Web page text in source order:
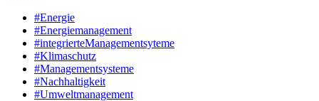
#Energie
#Energiemanagement
#integrierteManagementsyteme
#Klimaschutz
#Managementsysteme
#Nachhaltigkeit
#Umweltmanagement